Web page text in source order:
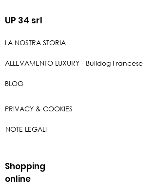
UP 34 srl
LA NOSTRA STORIA
ALLEVAMENTO LUXURY - Bulldog Francese
BLOG
PRIVACY & COOKIES
NOTE LEGALI
Shopping
online